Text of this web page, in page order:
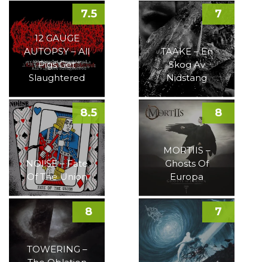
12 GAUGE
AUTOPSY – All
Pigs Get
Slaughtered
7.5
TAAKE – En
Skog Av
Nidstang
7
NOI!SE – Fate
Of The Union
8.5
MORTIIS –
Ghosts Of
Europa
8
TOWERING –
8 7